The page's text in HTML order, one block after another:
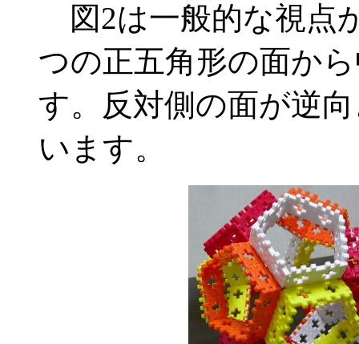
図2は一般的な視点
つの正五角形の面か
す。反対側の面が逆
います。